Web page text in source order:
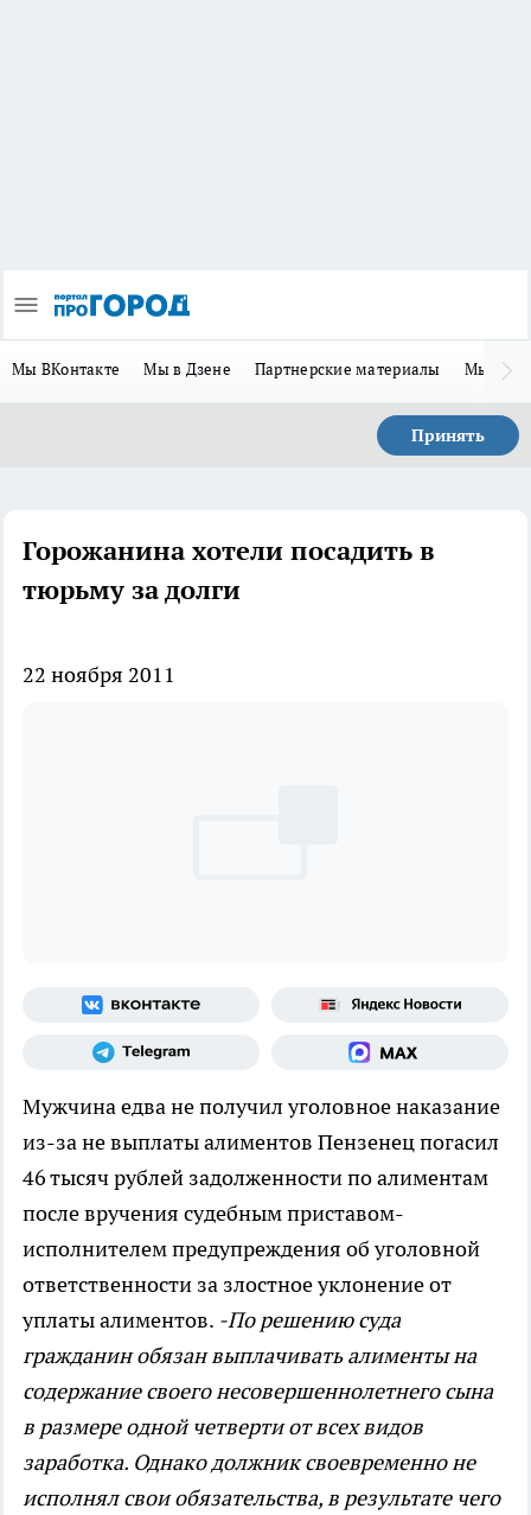
Мы ВКонтакте Мы в Дзене Партнерские материалы Мы в
Принять
Горожанина хотели посадить в
тюрьму за долги
22 ноября 2011
Мужчина едва не получил уголовное наказание
из-за не выплаты алиментов Пензенец погасил
46 тысяч рублей задолженности по алиментам
после вручения судебным приставом-
исполнителем предупреждения об уголовной
ответственности за злостное уклонение от
уплаты алиментов. -По решению суда
гражданин обязан выплачивать алименты на
содержание своего несовершеннолетнего сына
в размере одной четверти от всех видов
заработка. Однако должник своевременно не
исполнял свои обязательства, в результате чего